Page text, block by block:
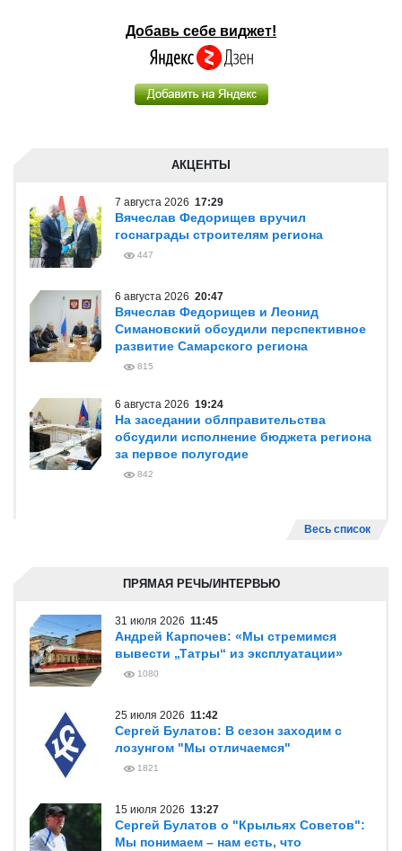
Добавь себе виджет!
АКЦЕНТЫ
7 августа 2026 17:29
Вячеслав Федорищев вручил
госнаграды строителям региона
447
6 августа 2026 20:47
Вячеслав Федорищев и Леонид
Симановский обсудили перспективное
развитие Самарского региона
815
6 августа 2026 19:24
На заседании облправительства
обсудили исполнение бюджета региона
за первое полугодие
842
Весь список
ПРЯМАЯ РЕЧЬ/ИНТЕРВЬЮ
31 июля 2026 11:45
Андрей Карпочев: «Мы стремимся
вывести „Татры“ из эксплуатации»
1080
25 июля 2026 11:42
Сергей Булатов: В сезон заходим с
лозунгом "Мы отличаемся"
1821
15 июля 2026 13:27
Сергей Булатов о "Крыльях Советов":
Мы понимаем – нам есть, что